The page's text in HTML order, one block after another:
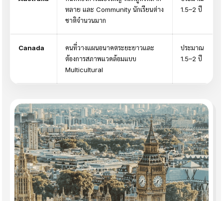
หลาย และ Community นักเรียนต่าง
ชาติจำนวนมาก
1.5–2 ปี
Canada
คนที่วางแผนอนาคตระยะยาวและ
ต้องการสภาพแวดล้อมแบบ
Multicultural
ประมาณ
1.5–2 ปี